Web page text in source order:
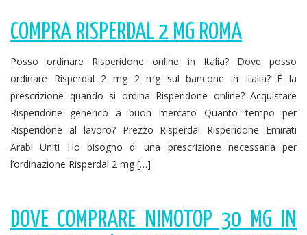
COMPRA RISPERDAL 2 MG ROMA
Posso ordinare Risperidone online in Italia? Dove posso
ordinare Risperdal 2 mg 2 mg sul bancone in Italia? È la
prescrizione quando si ordina Risperidone online? Acquistare
Risperidone generico a buon mercato Quanto tempo per
Risperidone al lavoro? Prezzo Risperdal Risperidone Emirati
Arabi Uniti Ho bisogno di una prescrizione necessaria per
l’ordinazione Risperdal 2 mg […]
DOVE COMPRARE NIMOTOP 30 MG IN